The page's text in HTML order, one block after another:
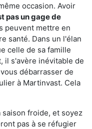
occasion. Avoir
pas un gage de
peuvent mettre en
santé. Dans un l'élan
celle de sa famille
il s'avère inévitable de
débarrasser de
à Martinvast. Cela
froide, et soyez
pas à se réfugier